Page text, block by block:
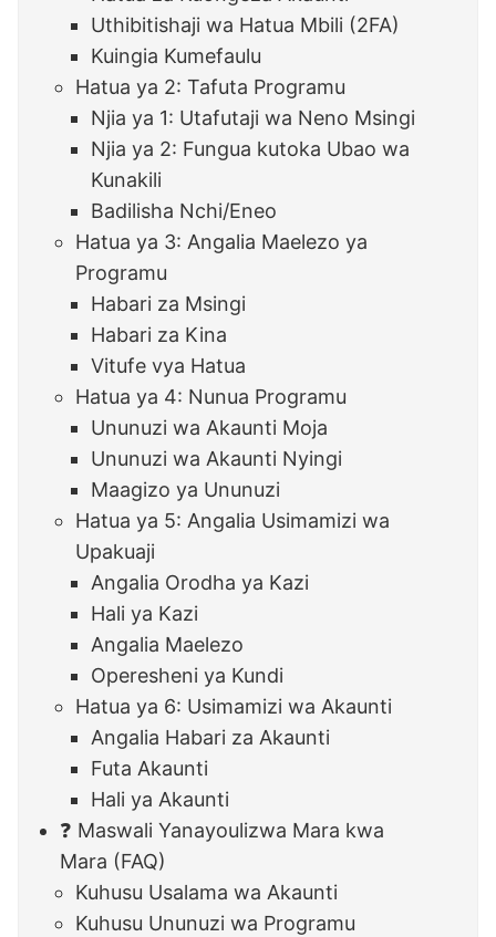
Uthibitishaji wa Hatua Mbili (2FA)
Kuingia Kumefaulu
Hatua ya 2: Tafuta Programu
Njia ya 1: Utafutaji wa Neno Msingi
Njia ya 2: Fungua kutoka Ubao wa
Kunakili
Badilisha Nchi/Eneo
Hatua ya 3: Angalia Maelezo ya
Programu
Habari za Msingi
Habari za Kina
Vitufe vya Hatua
Hatua ya 4: Nunua Programu
Ununuzi wa Akaunti Moja
Ununuzi wa Akaunti Nyingi
Maagizo ya Ununuzi
Hatua ya 5: Angalia Usimamizi wa
Upakuaji
Angalia Orodha ya Kazi
Hali ya Kazi
Angalia Maelezo
Operesheni ya Kundi
Hatua ya 6: Usimamizi wa Akaunti
Angalia Habari za Akaunti
Futa Akaunti
Hali ya Akaunti
❓ Maswali Yanayoulizwa Mara kwa
Mara (FAQ)
Kuhusu Usalama wa Akaunti
Kuhusu Ununuzi wa Programu